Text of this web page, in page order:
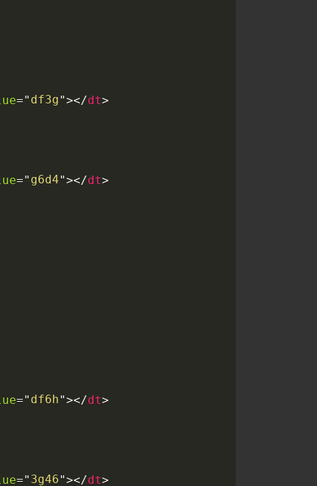
=" df3g"></dt>
=" g6d4"></dt>
=" df6h"></dt>
=" 3g46"></dt>